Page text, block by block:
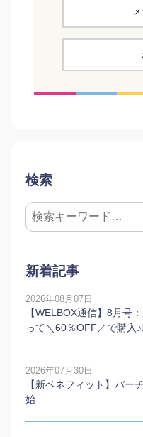
検索
新着記事
2026年08月07日
【WELBOX通信】8月号
って＼60％OFF／で購入
2026年07月30日
【新ベネフィット】バー
始